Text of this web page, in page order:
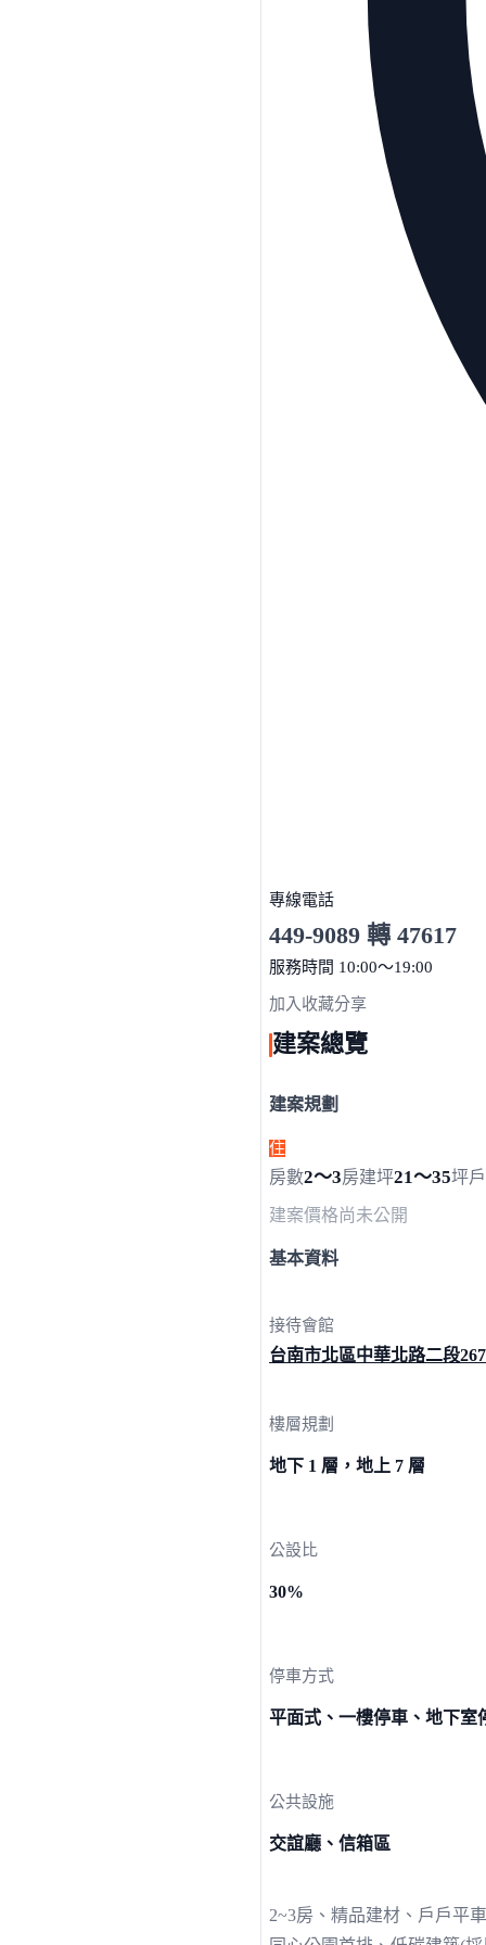
專線電話
449-9089 轉 47617
服務時間 10:00～19:00
加入收藏分享
建案總覽
建案規劃
住
房數2～3房建坪21～35坪
建案價格尚未公開
基本資料
接待會館
台南市北區中華北路二段
樓層規劃
地下 1 層，地上 7 層
公設比
30%
停車方式
平面式、一樓停車、地下室
公共設施
交誼廳、信箱區
2~3房、精品建材、戶戶平